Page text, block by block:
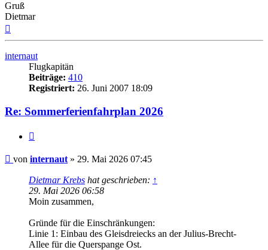
Gruß
Dietmar
internaut
Flugkapitän
Beiträge: 410
Registriert: 26. Juni 2007 18:09
Re: Sommerferienfahrplan 2026
Ungelesener
von internaut » 29. Mai 2026 07:45
Dietmar Krebs hat geschrieben: ↑
29. Mai 2026 06:58
Moin zusammen,
Gründe für die Einschränkungen:
Linie 1: Einbau des Gleisdreiecks an der Julius-Brecht-
Allee für die Querspange Ost.